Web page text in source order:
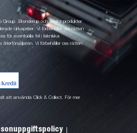
Brenderup och andra produkter
cirkapriser. Vi förbehåller oss rätten
för eventuella fel i tekniska
återförsäljaren. Vi förbehåller oss rätten
att använda Click & Collect. För mer